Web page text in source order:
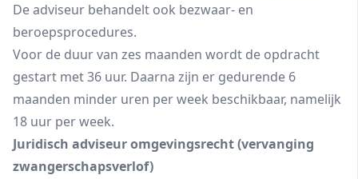
De adviseur behandelt ook bezwaar- en
beroepsprocedures.
Voor de duur van zes maanden wordt de opdracht
gestart met 36 uur. Daarna zijn er gedurende 6
maanden minder uren per week beschikbaar, namelijk
18 uur per week.
Juridisch adviseur omgevingsrecht (vervanging
zwangerschapsverlof)